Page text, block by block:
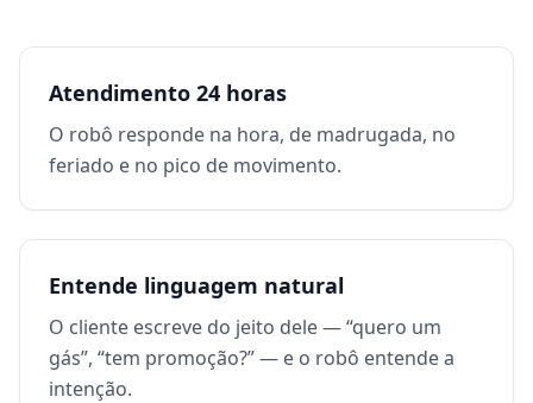
Atendimento 24 horas
O robô responde na hora, de madrugada, no
feriado e no pico de movimento.
Entende linguagem natural
O cliente escreve do jeito dele — “quero um
gás”, “tem promoção?” — e o robô entende a
intenção.